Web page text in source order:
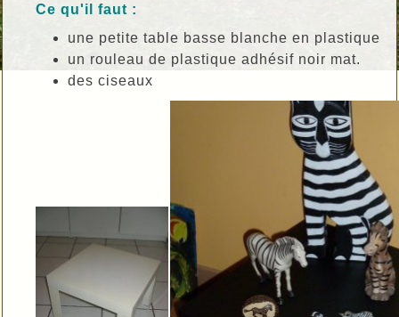
Ce qu'il faut :
une petite table basse blanche en plastique
un rouleau de plastique adhésif noir mat.
des ciseaux